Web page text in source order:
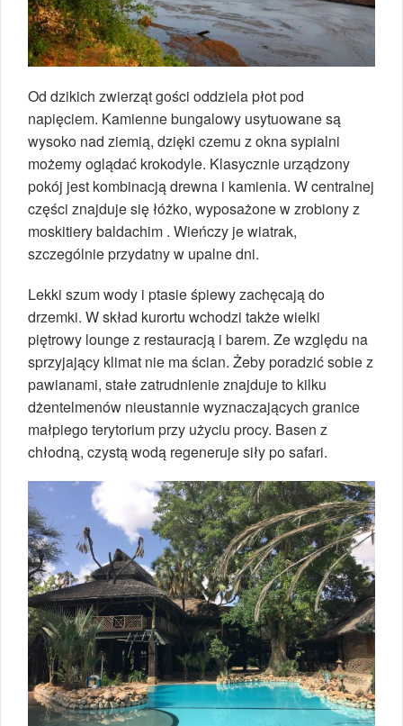
Od dzikich zwierząt gości oddziela płot pod
napięciem. Kamienne bungalowy usytuowane są
wysoko nad ziemią, dzięki czemu z okna sypialni
możemy oglądać krokodyle. Klasycznie urządzony
pokój jest kombinacją drewna i kamienia. W centralnej
części znajduje się łóżko, wyposażone w zrobiony z
moskitiery baldachim . Wieńczy je wiatrak,
szczególnie przydatny w upalne dni.
Lekki szum wody i ptasie śpiewy zachęcają do
drzemki. W skład kurortu wchodzi także wielki
piętrowy lounge z restauracją i barem. Ze względu na
sprzyjający klimat nie ma ścian. Żeby poradzić sobie z
pawianami, stałe zatrudnienie znajduje to kilku
dżentelmenów nieustannie wyznaczających granice
małpiego terytorium przy użyciu procy. Basen z
chłodną, czystą wodą regeneruje siły po safari.